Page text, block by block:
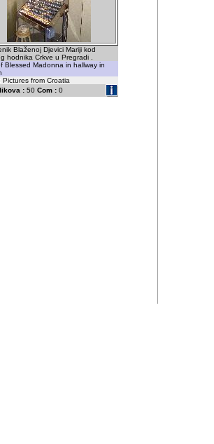
Blaženoj Djevici Mariji kod
hodnika Crkve u Pregradi .
Blessed Madonna in hallway in
Pictures from Croatia
: 50 Com : 0